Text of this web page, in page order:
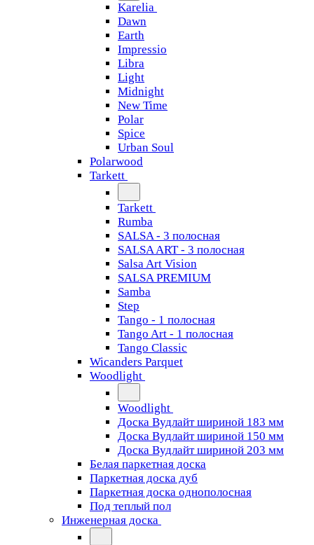
Karelia
Dawn
Earth
Impressio
Libra
Light
Midnight
New Time
Polar
Spice
Urban Soul
Polarwood
Tarkett
Tarkett
Rumba
SALSA - 3 полосная
SALSA ART - 3 полосная
Salsa Art Vision
SALSA PREMIUM
Samba
Step
Tango - 1 полосная
Tango Art - 1 полосная
Tango Classiс
Wicanders Parquet
Woodlight
Woodlight
Доска Вудлайт шириной 183 мм
Доска Вудлайт шириной 150 мм
Доска Вудлайт шириной 203 мм
Белая паркетная доска
Паркетная доска дуб
Паркетная доска однополосная
Под теплый пол
Инженерная доска